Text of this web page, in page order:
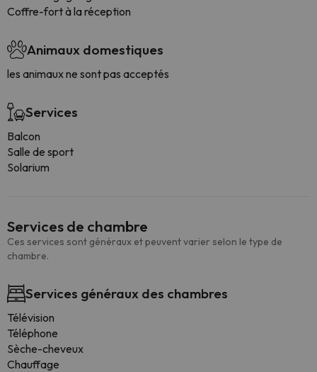
Coffre-fort à la réception
Animaux domestiques
les animaux ne sont pas acceptés
Services
Balcon
Salle de sport
Solarium
Services de chambre
Ces services sont généraux et peuvent varier selon le type de
chambre.
Services généraux des chambres
Télévision
Téléphone
Sèche-cheveux
Chauffage